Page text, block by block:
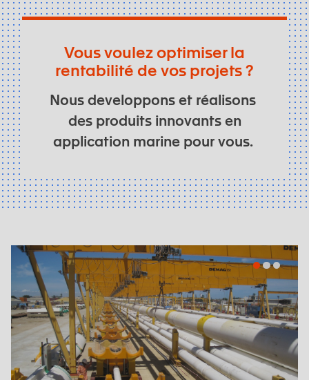
Vous voulez optimiser la
rentabilité de vos projets ?
Nous developpons et réalisons
des produits innovants en
application marine pour vous.